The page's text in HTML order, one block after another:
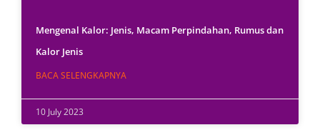
Mengenal Kalor: Jenis, Macam Perpindahan, Rumus dan
Kalor Jenis
BACA SELENGKAPNYA
10 July 2023